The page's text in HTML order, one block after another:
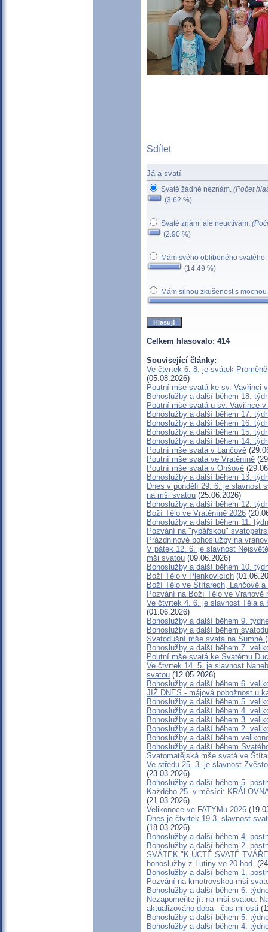
Sdílet
Já a svatí
Svaté žádné neznám. (Počet
(3.62 %)
Svaté znám, ale neuctívám.
(2.90 %)
Mám svého oblíbeného svatého.
(14.49 %)
Mám silnou zkušenost s
Celkem hlasovalo: 414
Související články:
Ve čtvrtek 6. 8. je svátek
(05.08.2026)
Poutní mše svatá ke sv. Vavřinci
Bohoslužby a další během 18.
Poutní mše svatá u sv. Vavřince
Bohoslužby a další během 17.
Bohoslužby a další během 16.
Bohoslužby a další během 15.
Bohoslužby a další během 14.
Poutní mše svatá v Lančově
Poutní mše svatá ve Vratěníně
Poutní mše svatá v Onšově
Bohoslužby a další během 13.
Dnes v pondělí 29. 6. je slavnost
na mši svatou (25.06.2026)
Bohoslužby a další během 12.
Boží Tělo ve Vratěníně 2026
Bohoslužby a další během 11.
Pozvání na "rybářskou"
Prázdninové bohoslužby na
V pátek 12. 6. je slavnost
mši svatou (09.06.2026)
Bohoslužby a další během 10.
Boží Tělo v Plenkovicích
Boží Tělo ve Štítarech, Lančově a
Pozvání na Boží Tělo ve
Ve čtvrtek 4. 6. je slavnost Těla a
(01.06.2026)
Bohoslužby a další během 9.
Bohoslužby a další během
Svatodušní mše svatá na Šumné
Bohoslužby a další během 7.
Poutní mše svatá ke Svatému
Ve čtvrtek 14. 5. je slavnost
svatou (12.05.2026)
Bohoslužby a další během 6.
JIŽ DNES - májová pobožnost u
Bohoslužby a další během 5.
Bohoslužby a další během 4.
Bohoslužby a další během 3.
Bohoslužby a další během 2.
Bohoslužby a další během
Bohoslužby a další během
Svatomatějská mše svatá ve
Ve středu 25. 3. je slavnost
(23.03.2026)
Bohoslužby a další během 5.
Každého 25. v měsíci:
(21.03.2026)
Velikonoce ve FATYMu 2026
Dnes je čtvrtek 19.3. slavnost
(18.03.2026)
Bohoslužby a další během 4.
Bohoslužby a další během 2.
SVÁTEK "K ÚCTĚ SVATÉ
bohoslužby z Lutiny ve 20 hod.
Bohoslužby a další během 1.
Pozvání na kmotrovskou mši
Bohoslužby a další během 6.
Nezapomeňte jít na mši svatou:
aktualizováno doba - čas milosti
Bohoslužby a další během 5.
Bohoslužby a další během 4.